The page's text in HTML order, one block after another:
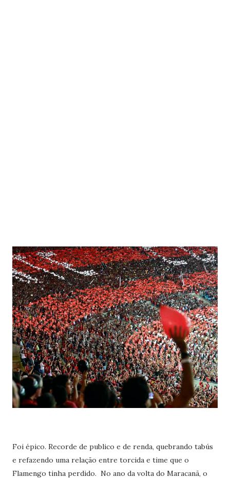
Foi épico. Recorde de publico e de renda, quebrando tabús
e refazendo uma relação entre torcida e time que o
Flamengo tinha perdido. No ano da volta do Maracanã, o